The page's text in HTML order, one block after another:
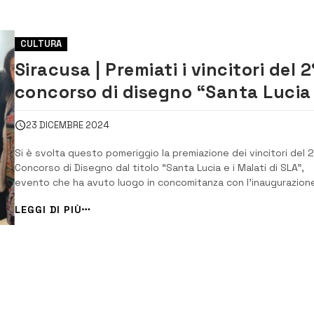
CULTURA
Siracusa | Premiati i vincitori del
concorso di disegno “Santa Lucia
i Malati di SLA”
23 DICEMBRE 2024
Si è svolta questo pomeriggio la premiazione dei vincitori del
Concorso di Disegno dal titolo “Santa Lucia e i Malati di SLA”,
evento che ha avuto luogo in concomitanza con
del 21° Presepe Artistico di Angelo Di Tommaso, intitolato
Santa Lucia Aiutaci – Te lo Scrivo con i Miei Occhi”...
LEGGI DI PIÙ